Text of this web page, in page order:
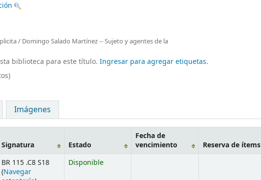
/ Domingo Salado Martínez -- Sujeto y agentes de la
biblioteca para este título. Ingresar para agregar etiquetas.
Imágenes
Signatura Estado
Fecha de
vencimiento
Reserva de ítems
BR 115 .C8 S18
(Navegar
Disponible